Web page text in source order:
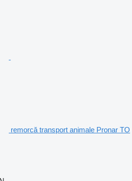
remorcă transport animale Pronar TO